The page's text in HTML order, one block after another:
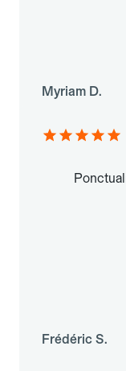
Myriam D.
Frédéric S.